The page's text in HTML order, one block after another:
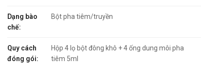
Dạng bào
chế:
Bột pha tiêm/truyền
Quy cách
đóng gói:
Hộp 4 lọ bột đông khô + 4 ống dung môi pha
tiêm 5ml